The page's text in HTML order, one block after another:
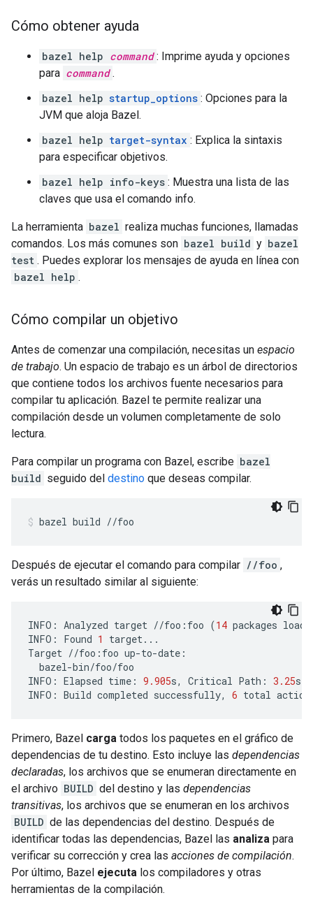
Cómo obtener ayuda
bazel help command : Imprime ayuda y opciones
para command .
bazel help startup_options : Opciones para la
JVM que aloja Bazel.
bazel help target-syntax : Explica la sintaxis
para especificar objetivos.
bazel help info-keys : Muestra una lista de las
claves que usa el comando info.
La herramienta bazel realiza muchas funciones, llamadas
comandos. Los más comunes son bazel build y bazel
test . Puedes explorar los mensajes de ayuda en línea con
bazel help .
Cómo compilar un objetivo
Antes de comenzar una compilación, necesitas un espacio
de trabajo. Un espacio de trabajo es un árbol de directorios
que contiene todos los archivos fuente necesarios para
compilar tu aplicación. Bazel te permite realizar una
compilación desde un volumen completamente de solo
lectura.
Para compilar un programa con Bazel, escribe bazel
build seguido del destino que deseas compilar.
bazel build //foo
Después de ejecutar el comando para compilar //foo ,
verás un resultado similar al siguiente:
INFO : Analyzed target //foo : foo (14 packages
INFO : Found 1 target...
Target //foo : foo up-to-date :
bazel-bin/foo/foo
INFO : Elapsed time : 9.905s, Critical Path : 3.25s
INFO : Build completed successfully, 6 total
Primero, Bazel carga todos los paquetes en el gráfico de
dependencias de tu destino. Esto incluye las dependencias
declaradas, los archivos que se enumeran directamente en
el archivo BUILD del destino y las dependencias
transitivas, los archivos que se enumeran en los archivos
BUILD de las dependencias del destino. Después de
identificar todas las dependencias, Bazel las analiza para
verificar su corrección y crea las acciones de compilación.
Por último, Bazel ejecuta los compiladores y otras
herramientas de la compilación.